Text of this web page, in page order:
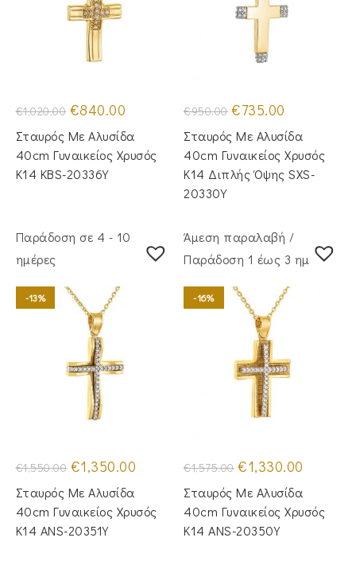
€1,020.00 Original
price
was:
€1,020.00.
€840.00
τιμή
είναι:
€840.00.
Σταυρός Mε Aλυσίδα
40cm Γυναικείος Χρυσός
Κ14 KBS-20336Y
€950.00 Original
price
was:
€950.00.
€735.00
τιμή
είναι:
€735.00.
Σταυρός Με Αλυσίδα
40cm Γυναικείος Χρυσός
Κ14 Διπλής Όψης SXS-
20330Y
Παράδοση σε 4 - 10
ημέρες
-13%
€1,550.00 Original
price
was:
€1,550.00.
€1,350.00 τρέχουσα
€1,350.00.
Σταυρός Με Αλυσίδα
40cm Γυναικείος Χρυσός
Κ14 ANS-20351Y
Άμεση παραλαβή /
Παράδoση 1 έως 3 ημέρες
-16%
€1,575.00 Original
price
was:
€1,575.00.
€1,330.00
είναι:
€1,330.00.
Σταυρός Mε Aλυσίδα
40cm Γυναικείος Χρυσός
Κ14 ANS-20350Y